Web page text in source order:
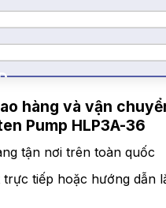
hàng và vận
Pump HLP3A-36
tận nơi trên toàn quốc
tiếp hoặc hướng dẫn